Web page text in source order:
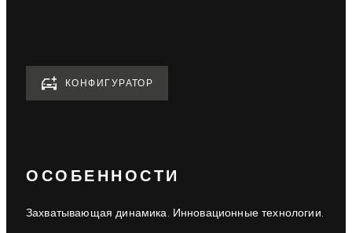
КОНФИГУРАТОР
ОСОБЕННОСТИ
Захватывающая динамика. Инновационные технологии.